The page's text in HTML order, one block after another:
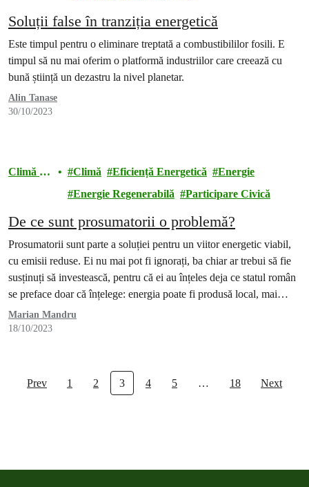
Soluții false în tranziția energetică
Este timpul pentru o eliminare treptată a combustibililor fosili. E
timpul să nu mai oferim o platformă industriilor care creează cu
bună știință un dezastru la nivel planetar.
Alin Tanase
30/10/2023
Climă și
Climă Eficiență Energetică
Energie
Energie Regenerabilă
Participare Civică
De ce sunt prosumatorii o problemă?
Prosumatorii sunt parte a soluției pentru un viitor energetic viabil,
cu emisii reduse. Ei nu mai pot fi ignorați, ba chiar ar trebui să fie
susținuți să investească, pentru că ei au înțeles deja ce statul român
se preface doar că înțelege: energia poate fi produsă local, mai
curat, mai eficient financiar, cu beneficii pentru…
Marian Mandru
18/10/2023
Prev 1 2 3 4 5 … 18 Next